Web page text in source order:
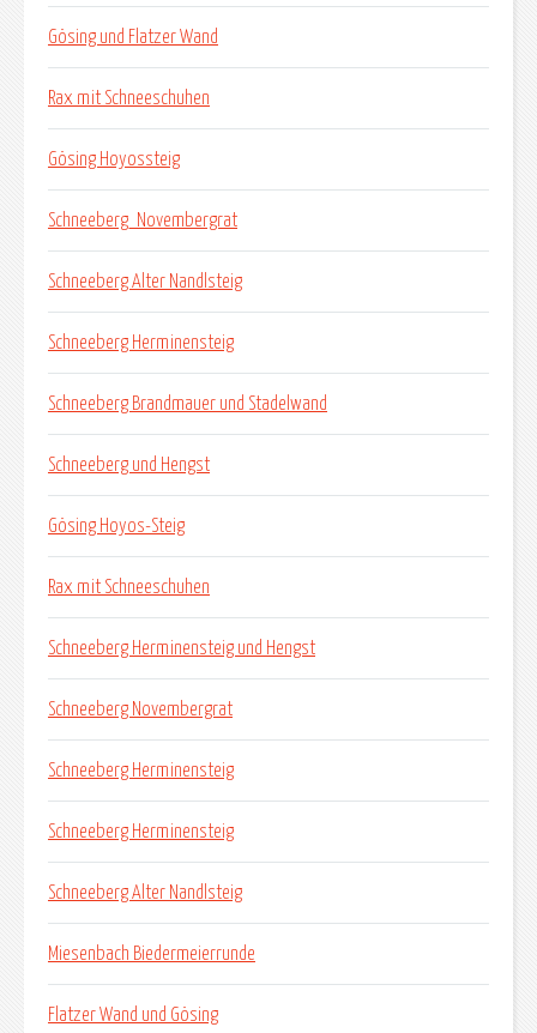
Gösing und Flatzer Wand
Rax mit Schneeschuhen
Gösing Hoyossteig
Schneeberg_Novembergrat
Schneeberg Alter Nandlsteig
Schneeberg Herminensteig
Schneeberg Brandmauer und Stadelwand
Schneeberg und Hengst
Gösing Hoyos-Steig
Rax mit Schneeschuhen
Schneeberg Herminensteig und Hengst
Schneeberg Novembergrat
Schneeberg Herminensteig
Schneeberg Herminensteig
Schneeberg Alter Nandlsteig
Miesenbach Biedermeierrunde
Flatzer Wand und Gösing